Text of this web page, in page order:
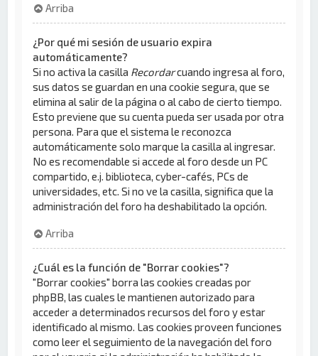
Arriba
¿Por qué mi sesión de usuario expira
automáticamente?
Si no activa la casilla Recordarcuando ingresa al foro,
sus datos se guardan en una cookie segura, que se
elimina al salir de la página o al cabo de cierto tiempo.
Esto previene que su cuenta pueda ser usada por otra
persona. Para que el sistema le reconozca
automáticamente solo marque la casilla al ingresar.
No es recomendable si accede al foro desde un PC
compartido, e.j. biblioteca, cyber-cafés, PCs de
universidades, etc. Si no ve la casilla, significa que la
administración del foro ha deshabilitado la opción.
Arriba
¿Cuál es la función de "Borrar cookies"?
"Borrar cookies" borra las cookies creadas por
phpBB, las cuales le mantienen autorizado para
acceder a determinados recursos del foro y estar
identificado al mismo. Las cookies proveen funciones
como leer el seguimiento de la navegación del foro